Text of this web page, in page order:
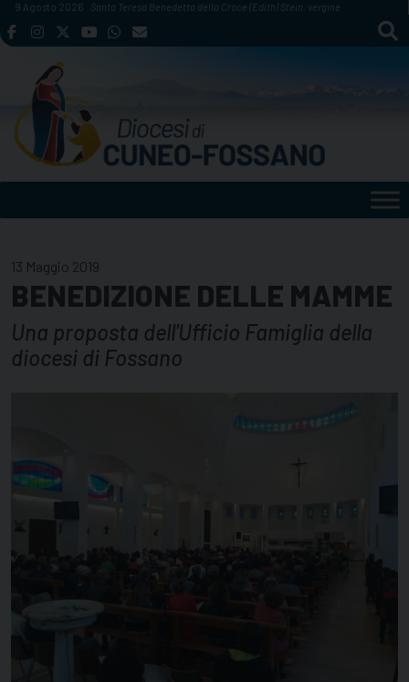
Skip
to
9 Agosto 2026 Santa Teresa Benedetta della Croce (Edith) Stein, vergine
13 Maggio 2019
BENEDIZIONE DELLE MAMME
Una proposta dell'Ufficio Famiglia della
diocesi di Fossano